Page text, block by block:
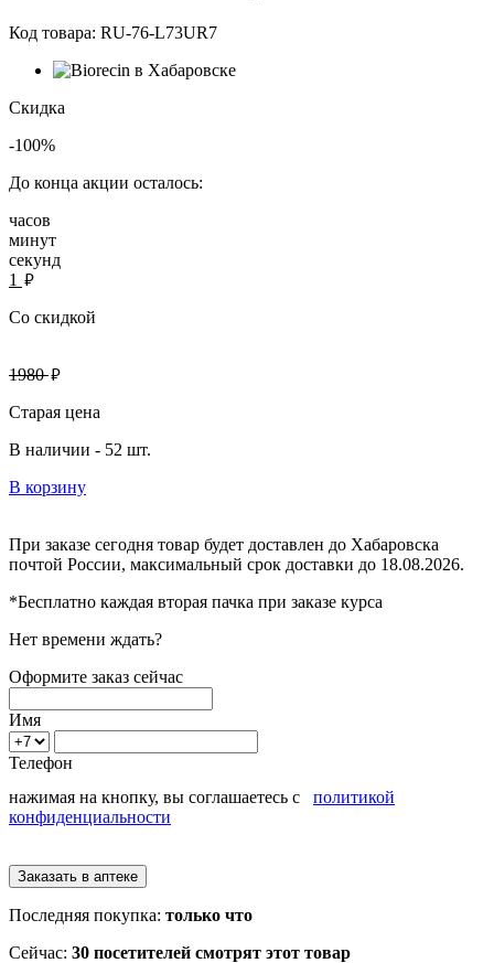
Код товара: RU-76-L73UR7
Скидка
-100%
До конца акции осталось:
часов
минут
секунд
1 руб.
Со скидкой
1980руб.
Старая цена
В наличии - 52 шт.
В корзину
При заказе сегодня товар будет доставлен до Хабаровска
почтой России, максимальный срок доставки до 18.08.2026.
*Бесплатно каждая вторая пачка при заказе курса
Нет времени ждать?
Оформите заказ сейчас
Имя
Телефон
нажимая на кнопку, вы соглашаетесь с политикой
конфиденциальности
Последняя покупка: только что
Сейчас: 30 посетителей смотрят этот товар